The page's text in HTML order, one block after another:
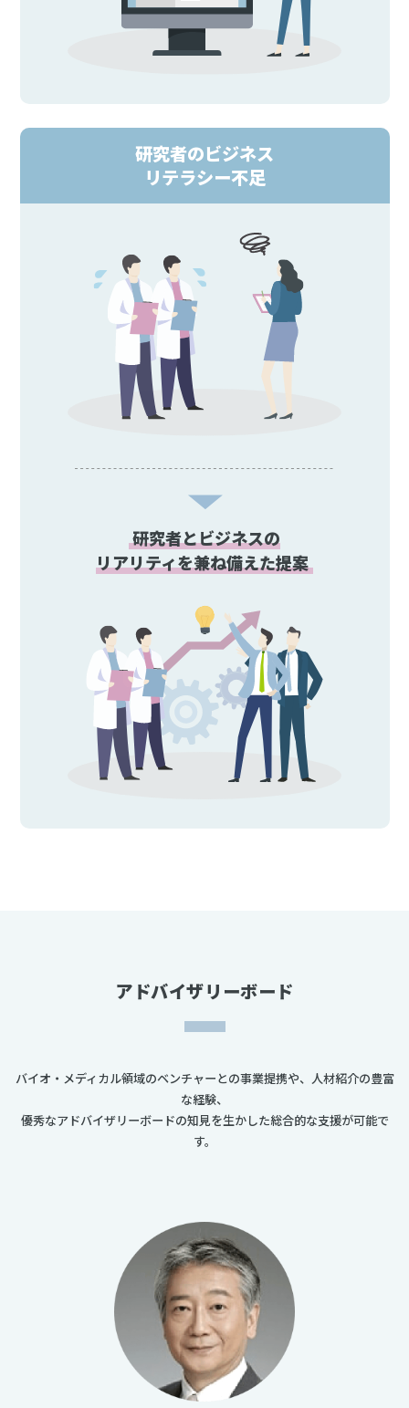
研究者のビジネス
リテラシー不足
研究者とビジネスの
リアリティを兼ね備えた提案
アドバイザリーボード
バイオ・メディカル領域のベンチャーとの事業提携や、人材紹介の豊富
な経験、
優秀なアドバイザリーボードの知見を生かした総合的な支援が可能で
す。